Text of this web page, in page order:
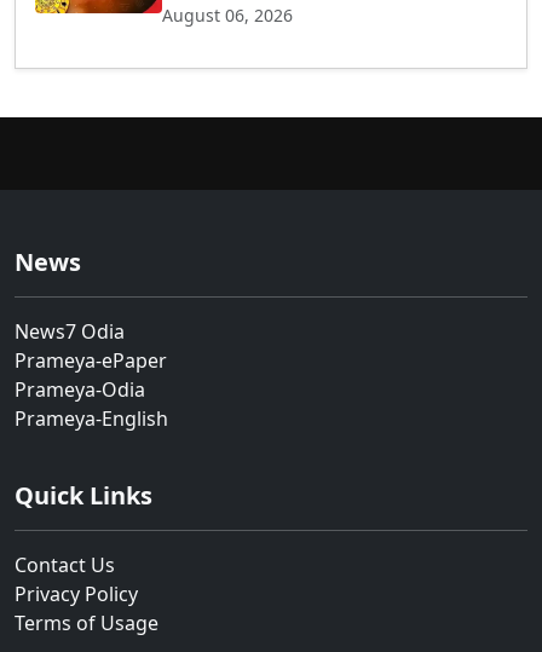
August 06, 2026
News
News7 Odia
Prameya-ePaper
Prameya-Odia
Prameya-English
Quick Links
Contact Us
Privacy Policy
Terms of Usage